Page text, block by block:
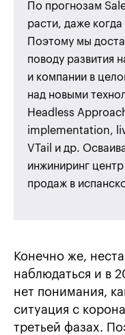
По прогнозам
расти, даже
Поэтому мы
поводу развития
и компании в
над новыми
Headless
implementation,
VTail и др.
инжиниринг
продаж в
Конечно же,
наблюдаться и в
нет понимания,
ситуация с
третьей фазах.